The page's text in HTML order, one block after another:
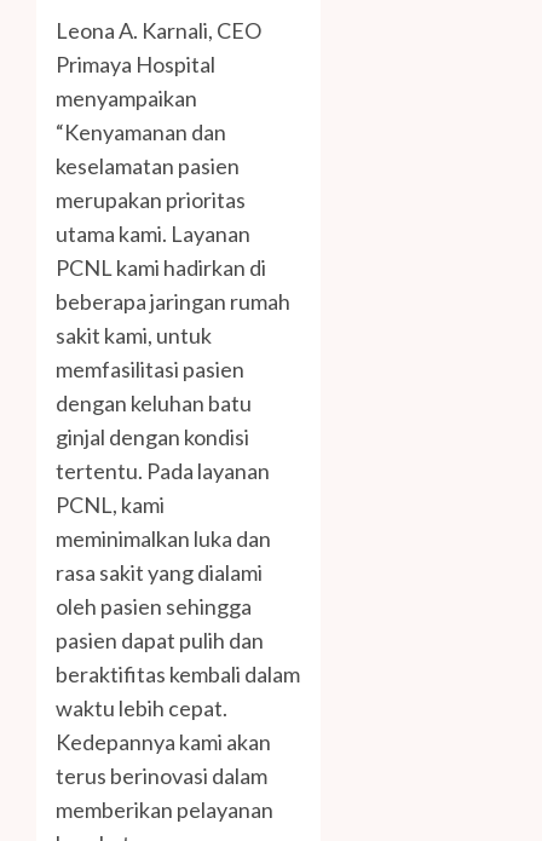
Leona A. Karnali, CEO
Primaya Hospital
menyampaikan
“Kenyamanan dan
keselamatan pasien
merupakan prioritas
utama kami. Layanan
PCNL kami hadirkan di
beberapa jaringan rumah
sakit kami, untuk
memfasilitasi pasien
dengan keluhan batu
ginjal dengan kondisi
tertentu. Pada layanan
PCNL, kami
meminimalkan luka dan
rasa sakit yang dialami
oleh pasien sehingga
pasien dapat pulih dan
beraktifitas kembali dalam
waktu lebih cepat.
Kedepannya kami akan
terus berinovasi dalam
memberikan pelayanan